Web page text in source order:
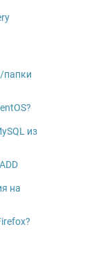
папки
из
на